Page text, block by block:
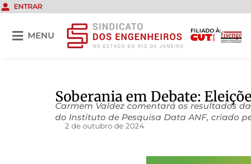
ENTRAR
MENU
FILIADO À:
Soberania em Debate:
Carmem Valdez comentará os resultados
do Instituto de Pesquisa Data ANF, criado
2 de outubro de 2024